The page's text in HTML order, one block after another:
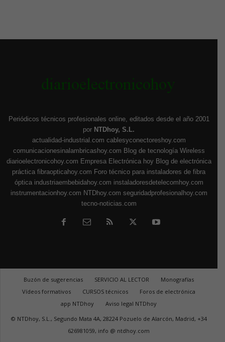
Periódicos técnicos profesionales online, editados desde el año 2001
por NTDhoy, S.L.
actualidad-industrial.com cablesyconectoreshoy.com
comunicacionesinalambricashoy.com Blog de tecnología Wireless
diarioelectronicohoy.com Empresa Electrónica hoy Blog de electrónica
práctica fibraopticahoy.com Foro técnico para instaladores de fibra
óptica industriaembebidahoy.com instaladoresdetelecomhoy.com
instrumentacionhoy.com NTDhoy.com seguridadprofesionalhoy.com
tecno-noticias.com
Buzón de sugerencias SERVICIO AL LECTOR
Monografías
Vídeos formativos
CURSOS técnicos
Foros de electrónica
app NTDhoy
Aviso legal NTDhoy
© NTDhoy, S.L., Segundo Mata 4A, 28224 Pozuelo de Alarcón, Madrid, +34
626981059, info @ ntdhoy.com